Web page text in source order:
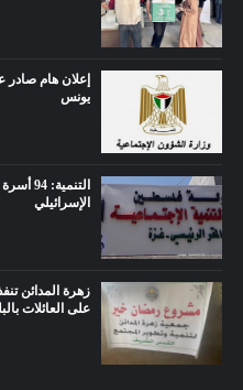
إعلان هام صادر
يونس
الإسرائيلي
زهرة المدائن
على العائلات